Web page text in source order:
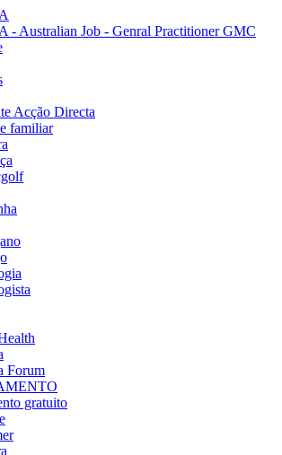
- Australian Job - Genral Practitioner GMC
Acção Directa
familiar
Forum
gratuito